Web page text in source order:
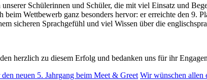
Schülerinnen und Schüler, die mit viel Einsatz und
beim Wettbewerb ganz besonders hervor: er erreichte den
sicheren Sprachgefühl und viel Wissen über die
herzlich zu diesem Erfolg und bedanken uns für ihr
neuen 5. Jahrgang beim Meet & Greet Wir wünschen allen